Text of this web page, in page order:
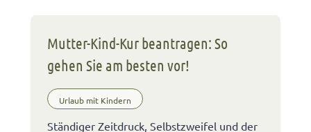
Mutter-Kind-Kur beantragen: So
gehen Sie am besten vor!
Urlaub mit Kindern
Ständiger Zeitdruck, Selbstzweifel und der